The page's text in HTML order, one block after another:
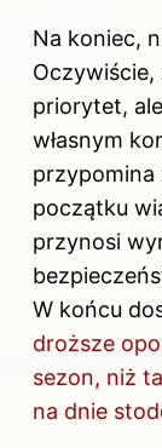
Na koniec,
priorytet,
własnym
przypomina
początku
przynosi
W końcu
droższe
sezon, niż
na dnie